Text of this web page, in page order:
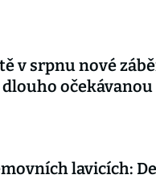
v srpnu nové
lavicích: